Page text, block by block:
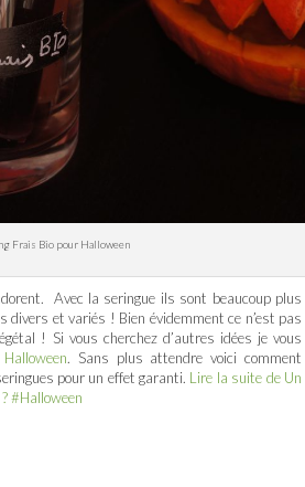
Frais Bio pour Halloween
Avec la seringue ils sont beaucoup plus
divers et variés ! Bien évidemment ce n’est pas
! Si vous cherchez d’autres idées je vous
. Sans plus attendre voici comment
pour un effet garanti. Lire la suite de Un
#Halloween